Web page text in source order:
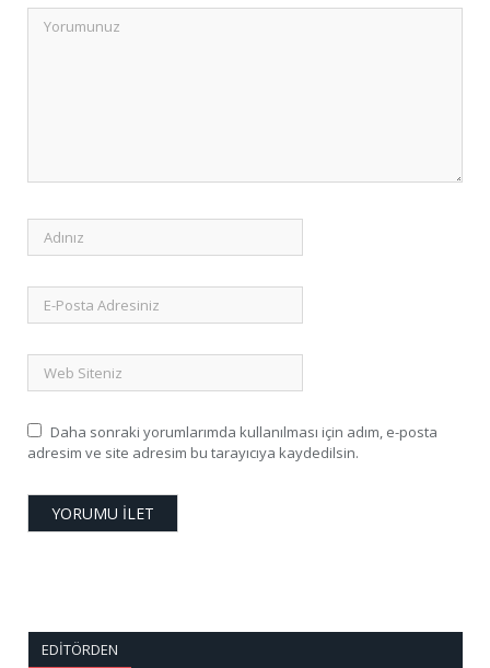
Daha sonraki yorumlarımda kullanılması için adım, e-posta
adresim ve site adresim bu tarayıcıya kaydedilsin.
EDITÖRDEN